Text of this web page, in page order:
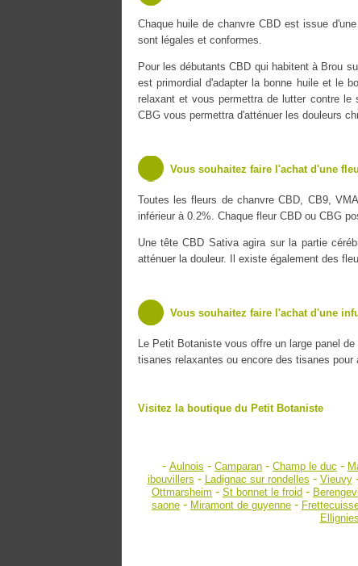
Chaque huile de chanvre CBD est issue
sont légales et conformes.
Pour les débutants CBD qui habitent à Brou
est primordial d'adapter la bonne huile et le
relaxant et vous permettra de lutter contre
CBG vous permettra d'atténuer les douleurs
Vous souhaitez faire l'achat d'une
Toutes les fleurs de chanvre CBD, CB9,
inférieur à 0.2%. Chaque fleur CBD ou CBG
Une tête CBD Sativa agira sur la partie
atténuer la douleur. Il existe également des
Vous souhaitez faire l'achat d'une
Le Petit Botaniste vous offre un large panel
tisanes relaxantes ou encore des tisanes
Visitez la boutique du Petit Botaniste
- Aulnois - Camparan - Champ le duc -
ibouvillers - Ladignac sur rondelles - Vieuvy
Ottmarsheim - St bonnet le froid -
saone - Miramont de guyenne -